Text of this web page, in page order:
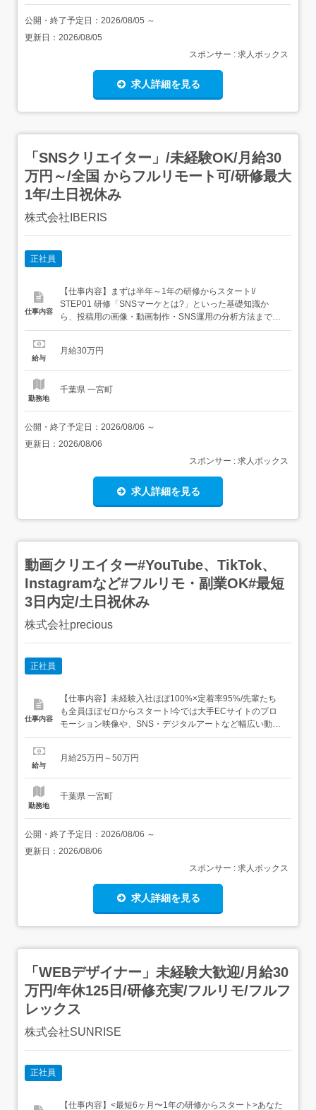
公開・終了予定日： 2026/08/05 ～
更新日： 2026/08/05
スポンサー : 求人ボックス
求人詳細を見る
「SNSクリエイター」/未経験OK/月給30
万円～/全国 からフルリモート可/研修最大
1年/土日祝休み
株式会社IBERIS
正社員
仕事内容
【仕事内容】まずは半年～1年の研修からスタート!/
STEP01 研修「SNSマーケとは?」といった基礎知識か
ら、投稿用の画像・動画制作・SNS運用の分析方法まで、
未経験の方でも分かりやすくご説明します。社会人として
に携わる期間を設けています。 STEP02 SNSマーケターデ
給与
月給30万円
勤務地
千葉県 一宮町
公開・終了予定日： 2026/08/06 ～
更新日： 2026/08/06
スポンサー : 求人ボックス
求人詳細を見る
動画クリエイター#YouTube、TikTok、
Instagramなど#フルリモ・副業OK#最短
3日内定/土日祝休み
株式会社precious
正社員
仕事内容
【仕事内容】未経験入社ほぼ100%×定着率95%/先輩たち
も全員ほぼゼロからスタート!今では大手ECサイトのプロ
モーション映像や、SNS・デジタルアートなど幅広い動画
制作で活躍中動画編集ソフトの操作やAI活用、最新のデジ
もございますので、幅広いスキルを身につけることが可能
給与
月給25万円～50万円
勤務地
千葉県 一宮町
公開・終了予定日： 2026/08/06 ～
更新日： 2026/08/06
スポンサー : 求人ボックス
求人詳細を見る
「WEBデザイナー」未経験大歓迎/月給30
万円/年休125日/研修充実/フルリモ/フルフ
レックス
株式会社SUNRISE
正社員
【仕事内容】<最短6ヶ月〜1年の研修からスタート>あなた